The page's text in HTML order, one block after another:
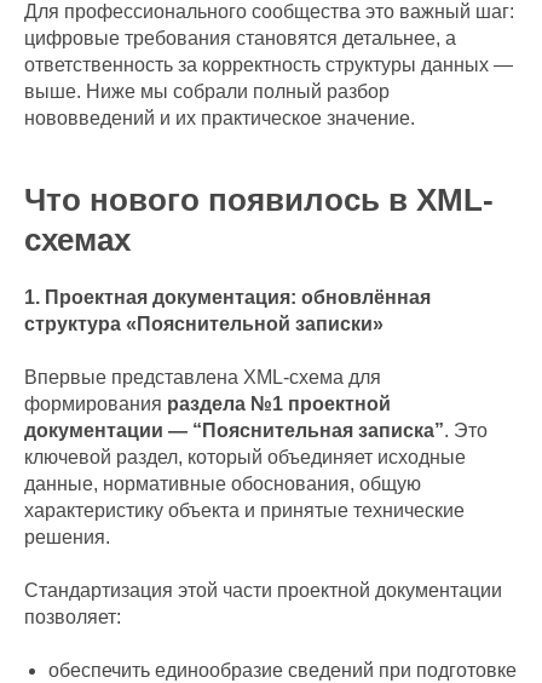
Для профессионального сообщества это важный шаг:
цифровые требования становятся детальнее, а
ответственность за корректность структуры данных —
выше. Ниже мы собрали полный разбор
нововведений и их практическое значение.
Что нового появилось в XML-
схемах
1. Проектная документация: обновлённая
структура «Пояснительной записки»
Впервые представлена XML-схема для
формирования раздела №1 проектной
документации — “Пояснительная записка”. Это
ключевой раздел, который объединяет исходные
данные, нормативные обоснования, общую
характеристику объекта и принятые технические
решения.
Стандартизация этой части проектной документации
позволяет:
обеспечить единообразие сведений при подготовке